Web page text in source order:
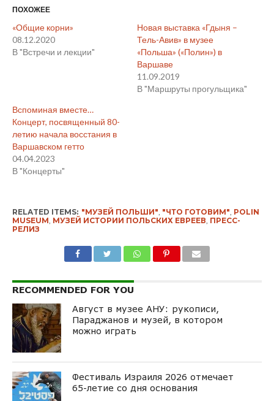
ПОХОЖЕЕ
«Общие корни»
08.12.2020
В "Встречи и лекции"
Новая выставка «Гдыня –
Тель-Авив» в музее
«Польша» («Полин») в
Варшаве
11.09.2019
В "Маршруты прогульщика"
Вспоминая вместе…
Концерт, посвященный 80-
летию начала восстания в
Варшавском гетто
04.04.2023
В "Концерты"
RELATED ITEMS: "МУЗЕЙ ПОЛЬШИ", "ЧТО ГОТОВИМ", POLIN
MUSEUM, МУЗЕЙ ИСТОРИИ ПОЛЬСКИХ ЕВРЕЕВ, ПРЕСС-
РЕЛИЗ
RECOMMENDED FOR YOU
Август в музее АНУ: рукописи,
Параджанов и музей, в котором
можно играть
Фестиваль Израиля 2026 отмечает
65-летие со дня основания